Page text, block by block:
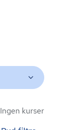
Ingen kurser